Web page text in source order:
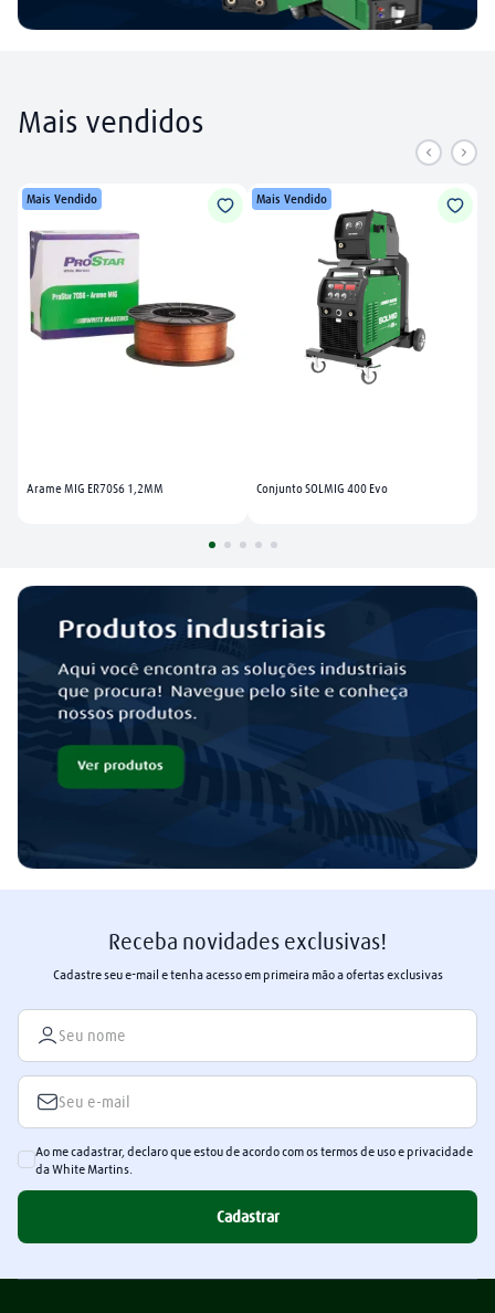
Mais vendidos
Mais Vendido
Arame MIG ER70S6 1,2MM
Mais Vendido
Conjunto SOLMIG 400 Evo
Receba novidades exclusivas!
Cadastre seu e-mail e tenha acesso em primeira mão a ofertas exclusivas
Ao me cadastrar, declaro que estou de acordo com os termos de uso e privacidade
da White Martins.
Cadastrar